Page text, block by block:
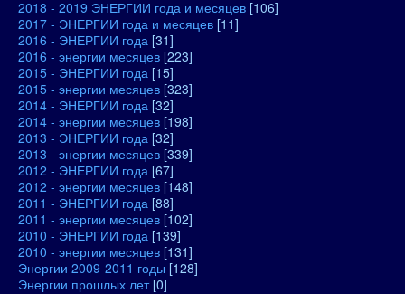
2018 - 2019 ЭНЕРГИИ года и месяцев [106]
2017 - ЭНЕРГИИ года и месяцев [11]
2016 - ЭНЕРГИИ года [31]
2016 - энергии месяцев [223]
2015 - ЭНЕРГИИ года [15]
2015 - энергии месяцев [323]
2014 - ЭНЕРГИИ года [32]
2014 - энергии месяцев [198]
2013 - ЭНЕРГИИ года [32]
2013 - энергии месяцев [339]
2012 - ЭНЕРГИИ года [67]
2012 - энергии месяцев [148]
2011 - ЭНЕРГИИ года [88]
2011 - энергии месяцев [102]
2010 - ЭНЕРГИИ года [139]
2010 - энергии месяцев [131]
Энергии 2009-2011 годы [128]
Энергии прошлых лет [0]